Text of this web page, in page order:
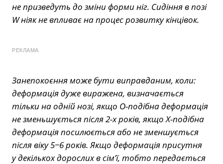
не призведуть до зміни форми ніг. Сидіння в позі
W ніяк не впливає на процес розвитку кінцівок.
РЕКЛАМА
Занепокоєння може бути виправданим, коли:
деформація дуже виражена, визначається
тільки на одній нозі, якщо О-подібна деформація
не зменьшується після 2-х років, якщо Х-подібна
деформація посилюється або не зменшується
після віку 5−6 років. Якщо деформація присутня
у декількох дорослих в сім’ї, тобто передається